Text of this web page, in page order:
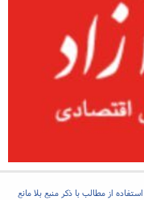
از مطالب با ذکر منبع بلا مانع